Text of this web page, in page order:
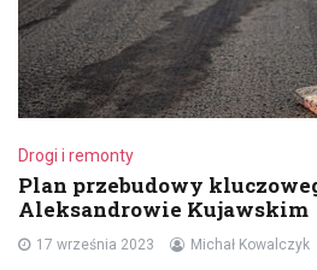
Drogi i remonty
Plan przebudowy
Aleksandrowie Kujawskim
17 września 2023 Michał Kowalczyk